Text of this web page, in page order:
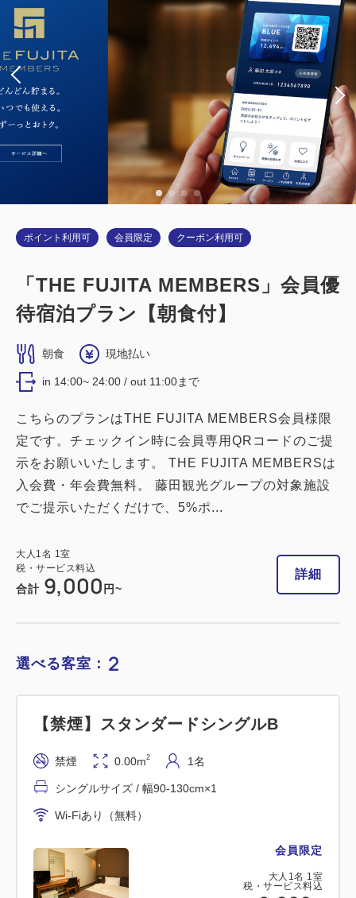
会員限定
大人1名1室
税・サービス料込
合計 7,500
詳細 今すぐ予約
ポイント利用可 会員限定 クーポン利用可
「THE FUJITA MEMBERS」会員優
待宿泊プラン【朝食付】
朝食 現地払い
in 14:00~ 24:00 / out 11:00まで
こちらのプランはTHE FUJITA MEMBERS会員様限
定です。チェックイン時に会員専用QRコードのご提
示をお願いいたします。 THE FUJITA MEMBERSは
入会費・年会費無料。 藤田観光グループの対象施設
でご提示いただくだけで、5%ポ...
大人 1 名 1 室
税・サービス料込
合計 9,000円~
詳細
選べる客室： 2
会員限定
大人 1 名 1 室
税・サービス料込
【禁煙】スタンダードシングルB
禁煙 0.00m2 1名
シングルサイズ / 幅90-130cm×1
Wi-Fiあり（無料）